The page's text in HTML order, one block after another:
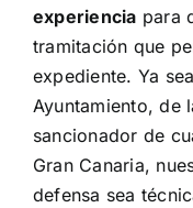
experiencia para
tramitación que
expediente. Ya
Ayuntamiento, de
sancionador de
Gran Canaria,
defensa sea